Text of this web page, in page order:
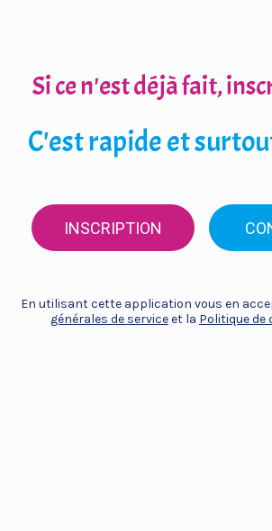
Si ce n'est déjà fait,
C'est rapide et
INSCRIPTION
En utilisant cette application vous en
générales de serviceet la Politique